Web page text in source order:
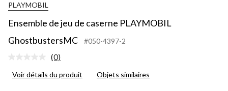
PLAYMOBIL
Ensemble de jeu de caserne PLAYMOBIL
GhostbustersMC
#050-4397-2
Aucune
pour
(0)
Voir détails du produit Objets similaires